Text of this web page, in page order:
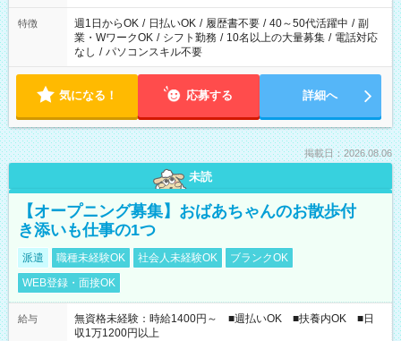
特徴 週1日からOK / 日払いOK / 履歴書不要 / 40～50代活躍中 / 副
業・WワークOK / シフト勤務 / 10名以上の大量募集 / 電話対応
なし / パソコンスキル不要
気になる！ 応募する 詳細へ
掲載日：2026.08.06
未読
【オープニング募集】おばあちゃんのお散歩付
き添いも仕事の1つ
派遣 職種未経験OK 社会人未経験OK
ブランクOK
WEB登録・面接OK
給与
無資格未経験：時給1400円～ ■週払いOK ■扶養内OK ■日
収1万1200円以上